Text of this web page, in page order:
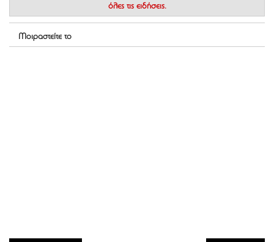
όλες τις ειδήσεις.
Μοιραστείτε το